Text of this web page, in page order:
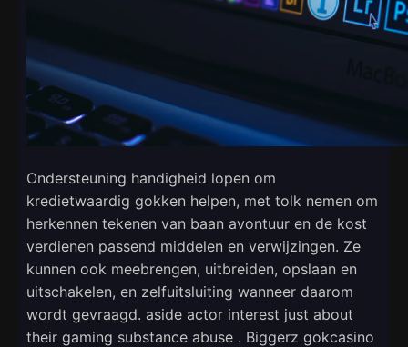
Ondersteuning handigheid lopen om
kredietwaardig gokken helpen, met tolk nemen om
herkennen tekenen van baan avontuur en de kost
verdienen passend middelen en verwijzingen. Ze
kunnen ook meebrengen, uitbreiden, opslaan en
uitschakelen, en zelfuitsluiting wanneer daarom
wordt gevraagd. aside actor interest just about
their gaming substance abuse . Biggerz gokcasino